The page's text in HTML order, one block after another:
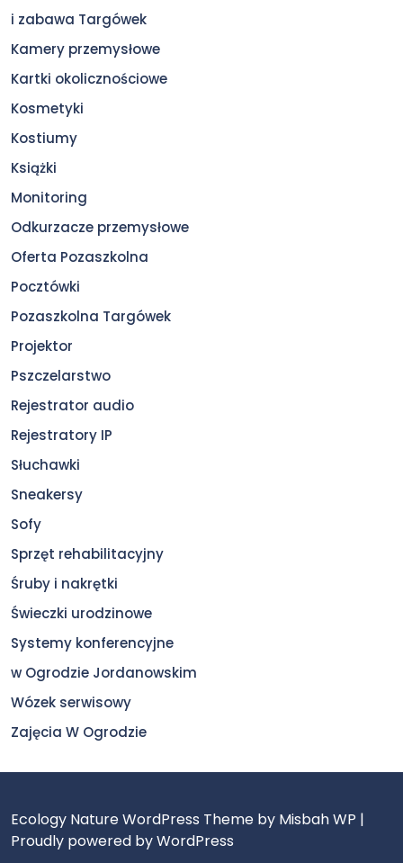
i zabawa Targówek
Kamery przemysłowe
Kartki okolicznościowe
Kosmetyki
Kostiumy
Książki
Monitoring
Odkurzacze przemysłowe
Oferta Pozaszkolna
Pocztówki
Pozaszkolna Targówek
Projektor
Pszczelarstwo
Rejestrator audio
Rejestratory IP
Słuchawki
Sneakersy
Sofy
Sprzęt rehabilitacyjny
Śruby i nakrętki
Świeczki urodzinowe
Systemy konferencyjne
w Ogrodzie Jordanowskim
Wózek serwisowy
Zajęcia W Ogrodzie
Ecology Nature WordPress Theme by Misbah WP |
Proudly powered by WordPress